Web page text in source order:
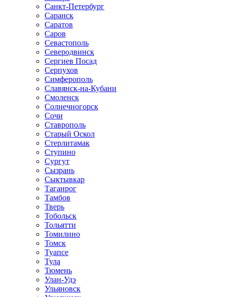
Санкт-Петербург
Саранск
Саратов
Саров
Севастополь
Северодвинск
Сергиев Посад
Серпухов
Симферополь
Славянск-на-Кубани
Смоленск
Солнечногорск
Сочи
Ставрополь
Старый Оскол
Стерлитамак
Ступино
Сургут
Сызрань
Сыктывкар
Таганрог
Тамбов
Тверь
Тобольск
Тольятти
Томилино
Томск
Туапсе
Тула
Тюмень
Улан-Удэ
Ульяновск